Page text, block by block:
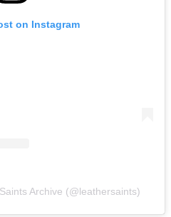
on Instagram
Archive (@leathersaints)